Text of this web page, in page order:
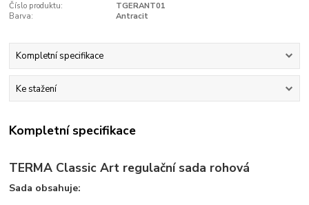
Číslo produktu:
TGERANT01
Barva:
Antracit
Kompletní specifikace
Ke stažení
Kompletní specifikace
TERMA Classic Art regulační sada rohová
Sada obsahuje: